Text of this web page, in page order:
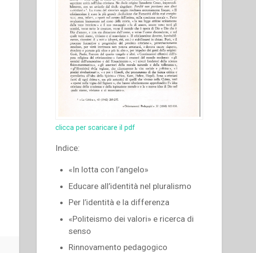
clicca per scaricare il pdf
Indice:
«In lotta con l’angelo»
Educare all’identità nel pluralismo
Per l’identità e la differenza
«Politeismo dei valori» e ricerca di
senso
Rinnovamento pedagogico